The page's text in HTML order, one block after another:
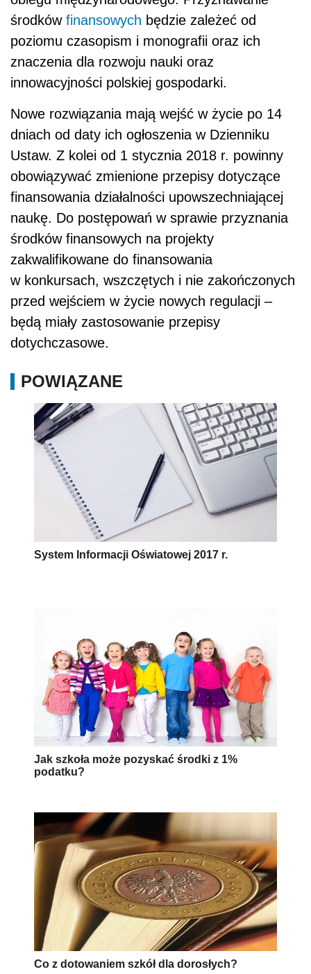
środków finansowych będzie zależeć od
poziomu czasopism i monografii oraz ich
znaczenia dla rozwoju nauki oraz
innowacyjności polskiej gospodarki.
Nowe rozwiązania mają wejść w życie po 14
dniach od daty ich ogłoszenia w Dzienniku
Ustaw. Z kolei od 1 stycznia 2018 r. powinny
obowiązywać zmienione przepisy dotyczące
finansowania działalności upowszechniającej
naukę. Do postępowań w sprawie przyznania
środków finansowych na projekty
zakwalifikowane do finansowania
w konkursach, wszczętych i nie zakończonych
przed wejściem w życie nowych regulacji –
będą miały zastosowanie przepisy
dotychczasowe.
POWIĄZANE
System Informacji Oświatowej 2017 r.
Jak szkoła może pozyskać środki z 1%
podatku?
Co z dotowaniem szkół dla dorosłych?